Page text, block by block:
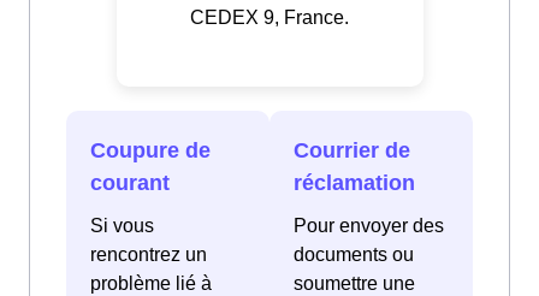
CEDEX 9, France.
Coupure de
courant
Si vous
rencontrez un
problème lié à
Courrier de
réclamation
Pour envoyer des
documents ou
soumettre une